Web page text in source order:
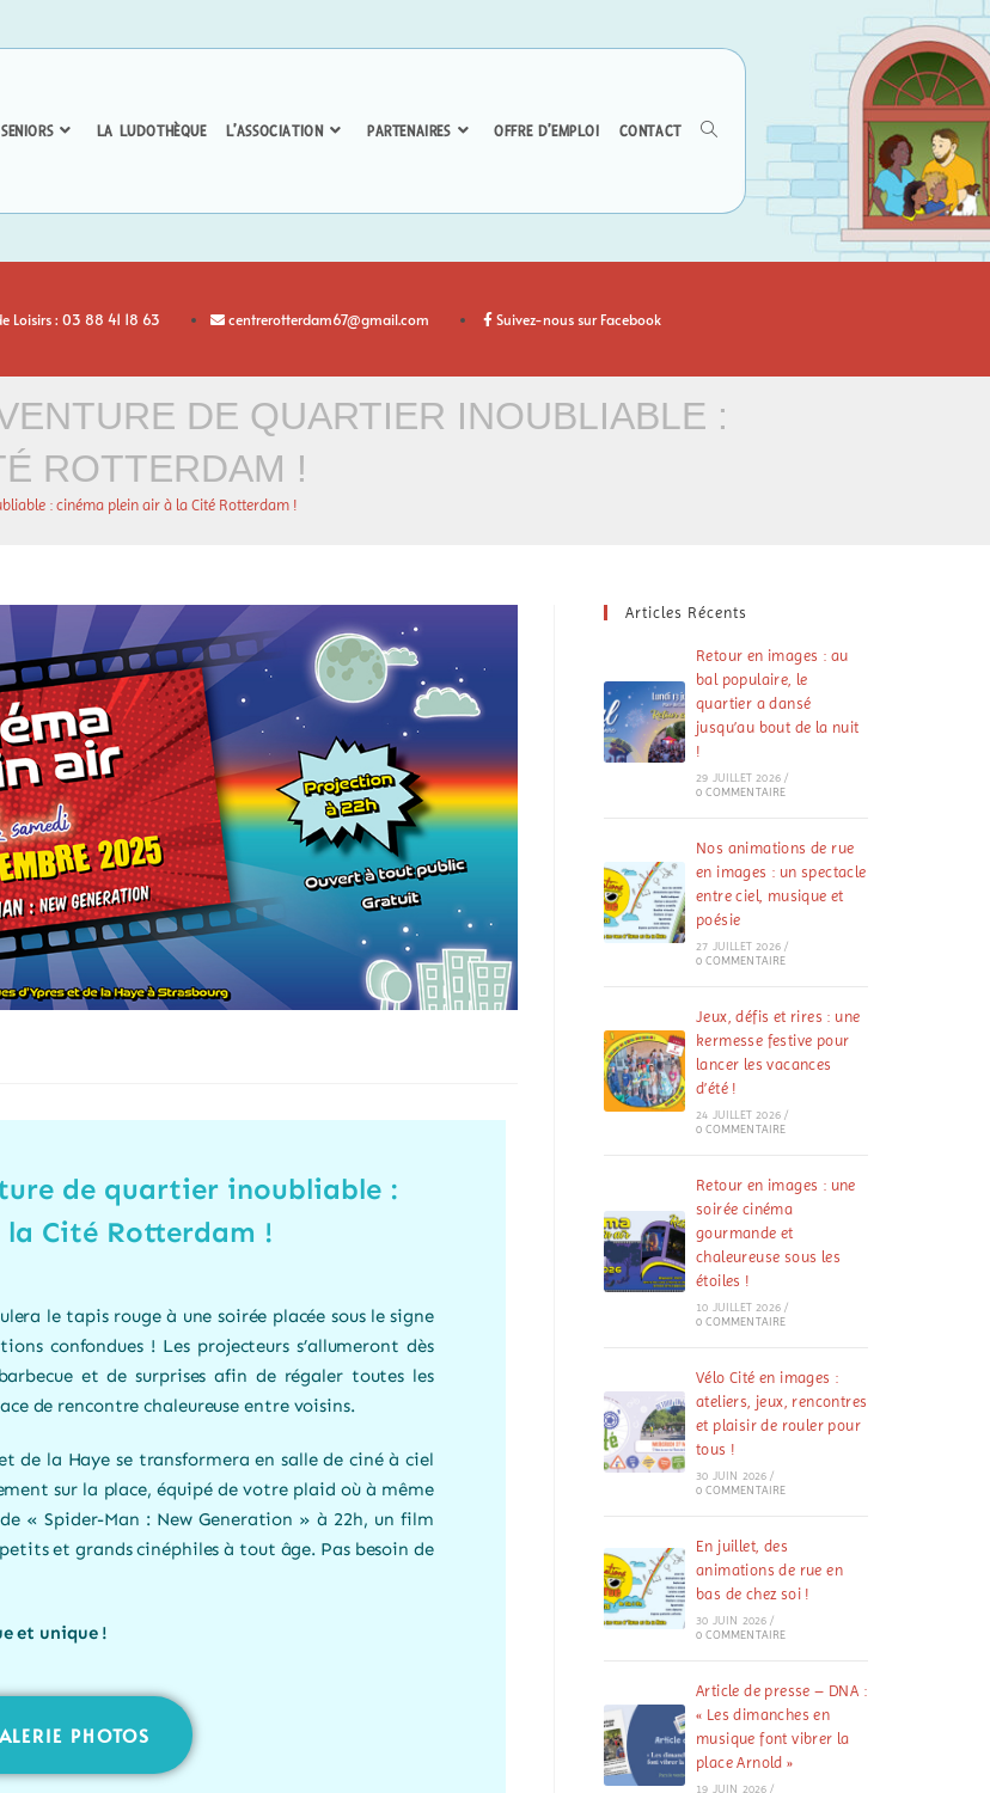
SENIORS LA LUDOTHÈQUE L’ASSOCIATION PARTENAIRES OFFRE D’EMPLOI CONTACT
Loisirs : 03 88 41 18 63 centrerotterdam67@gmail.com Suivez-nous sur Facebook
DE QUARTIER INOUBLIABLE :
ROTTERDAM !
: cinéma plein air à la Cité Rotterdam !
de quartier inoubliable :
Cité Rotterdam !
le tapis rouge à une soirée placée sous le signe
confondues ! Les projecteurs s’allumeront dès
et de surprises afin de régaler toutes les
de rencontre chaleureuse entre voisins.
de la Haye se transformera en salle de ciné à ciel
sur la place, équipé de votre plaid où à même
« Spider-Man : New Generation » à 22h, un film
et grands cinéphiles à tout âge. Pas besoin de
et unique !
PHOTOS
Articles Récents
Retour en images : au
bal populaire, le
quartier a dansé
jusqu’au bout de la nuit
!
29 JUILLET 2026 /
0 COMMENTAIRE
Nos animations de rue
en images : un spectacle
entre ciel, musique et
poésie
27 JUILLET 2026 /
0 COMMENTAIRE
Jeux, défis et rires : une
kermesse festive pour
lancer les vacances
d’été !
24 JUILLET 2026 /
0 COMMENTAIRE
Retour en images : une
soirée cinéma
gourmande et
chaleureuse sous les
étoiles !
10 JUILLET 2026 /
0 COMMENTAIRE
Vélo Cité en images :
ateliers, jeux, rencontres
et plaisir de rouler pour
tous !
30 JUIN 2026 /
0 COMMENTAIRE
En juillet, des
animations de rue en
bas de chez soi !
30 JUIN 2026 /
0 COMMENTAIRE
Article de presse – DNA :
« Les dimanches en
musique font vibrer la
place Arnold »
19 JUIN 2026 /